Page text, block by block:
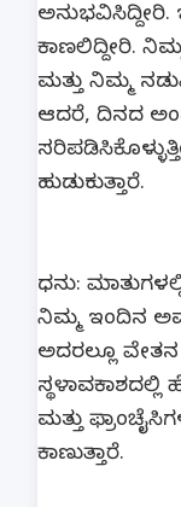
ಅನುಭವಿಸಿದ್ದೀರಿ.
ಕಾಣಲಿದ್ದೀರಿ.
ಮತ್ತು ನಿಮ್ಮ
ಆದರೆ, ದಿನದ
ಹುಡುಕುತ್ತಾರೆ.
ಧನು:
ನಿಮ್ಮ ಇಂದಿನ
ಅದರಲ್ಲೂ
ಮತ್ತು
ಕಾಣುತ್ತಾರೆ.